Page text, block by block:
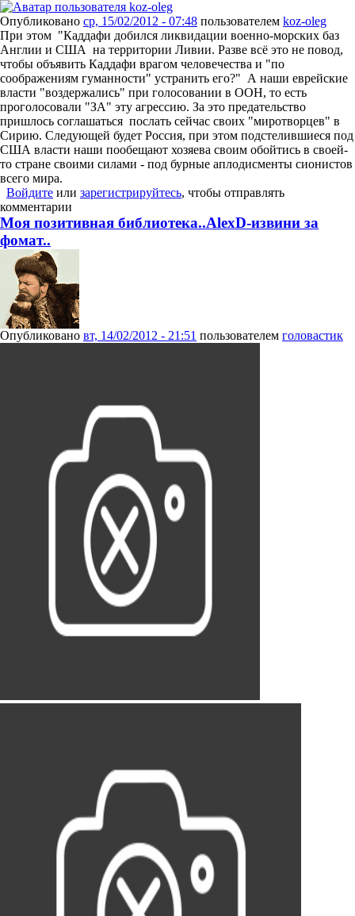
Опубликовано ср, 15/02/2012 - 07:48 пользователем koz-oleg
При этом "Каддафи добился ликвидации военно-морских баз
Англии и США на территории Ливии. Разве всё это не повод,
чтобы объявить Каддафи врагом человечества и "по
соображениям гуманности" устранить его?" А наши еврейские
власти "воздержались" при голосовании в ООН, то есть
проголосовали "ЗА" эту агрессию. За это предательство
пришлось соглашаться послать сейчас своих "миротворцев" в
Сирию. Следующей будет Россия, при этом подстелившиеся под
США власти наши пообещают хозяева своим обойтись в своей-
то стране своими силами - под бурные аплодисменты сионистов
всего мира.
Войдите или зарегистрируйтесь, чтобы отправлять
комментарии
Моя позитивная библиотека..AlexD-извини за
фомат..
Опубликовано вт, 14/02/2012 - 21:51 пользователем головастик